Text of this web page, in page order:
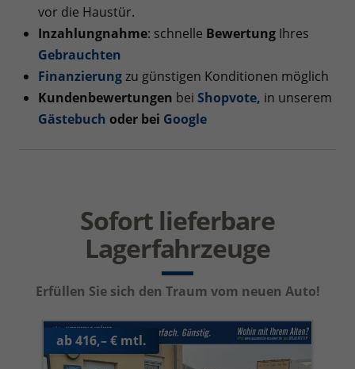
vor die Haustür.
Inzahlungnahme: schnelle Bewertung Ihres
Gebrauchten
Finanzierungzu günstigen Konditionen möglich
Kundenbewertungen bei Shopvote, in unserem
Gästebuch oder bei Google
Sofort lieferbare
Lagerfahrzeuge
Erfüllen Sie sich den Traum vom neuen Auto!
ab 416,– € mtl.